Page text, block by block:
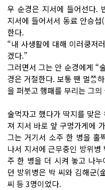
우 순경은 지서에 들어선다.
지서에 들어서서 동료 안승
한다.
“내 사생활에 대해 이러쿵저
겠다.”
그러면서 그는 안 순경에게 “
경은 거절한다. 보통 땐 멀
을 퍼붓고 행패를 부리는 그
술먹자고 했다가 딱지를 맞
져 지서 바로 앞 구멍가게에
그는 거기서 소주 한 병을 홀
나서 지서에 근무중인 방위
주 한 병을 더 시켜 놓고 나
던 방위병은 박 씨와 김해군
씨 등 3명이었다.